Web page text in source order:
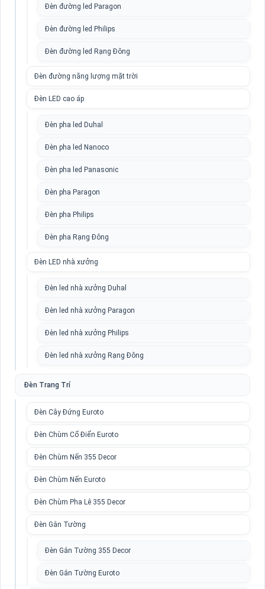
Đèn đường led Paragon
Đèn đường led Philips
Đèn đường led Rạng Đông
Đèn đường năng lượng mặt trời
Đèn LED cao áp
Đèn pha led Duhal
Đèn pha led Nanoco
Đèn pha led Panasonic
Đèn pha Paragon
Đèn pha Philips
Đèn pha Rạng Đông
Đèn LED nhà xưởng
Đèn led nhà xưởng Duhal
Đèn led nhà xưởng Paragon
Đèn led nhà xưởng Philips
Đèn led nhà xưởng Rạng Đông
Đèn Trang Trí
Đèn Cây Đứng Euroto
Đèn Chùm Cổ Điển Euroto
Đèn Chùm Nến 355 Decor
Đèn Chùm Nến Euroto
Đèn Chùm Pha Lê 355 Decor
Đèn Gắn Tường
Đèn Gắn Tường 355 Decor
Đèn Gắn Tường Euroto